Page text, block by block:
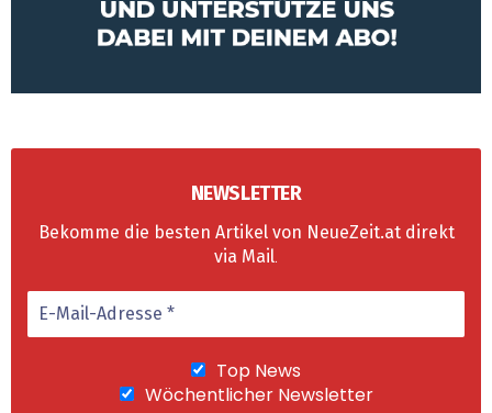
NEWSLETTER
Bekomme die besten Artikel von NeueZeit.at direkt
via Mail.
Top News
Wöchentlicher Newsletter